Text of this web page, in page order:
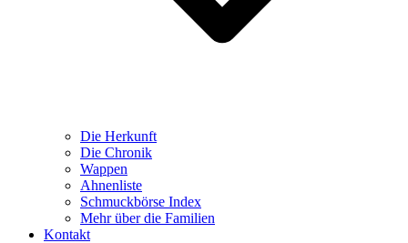
Die Herkunft
Die Chronik
Wappen
Ahnenliste
Schmuckbörse Index
Mehr über die Familien
Kontakt